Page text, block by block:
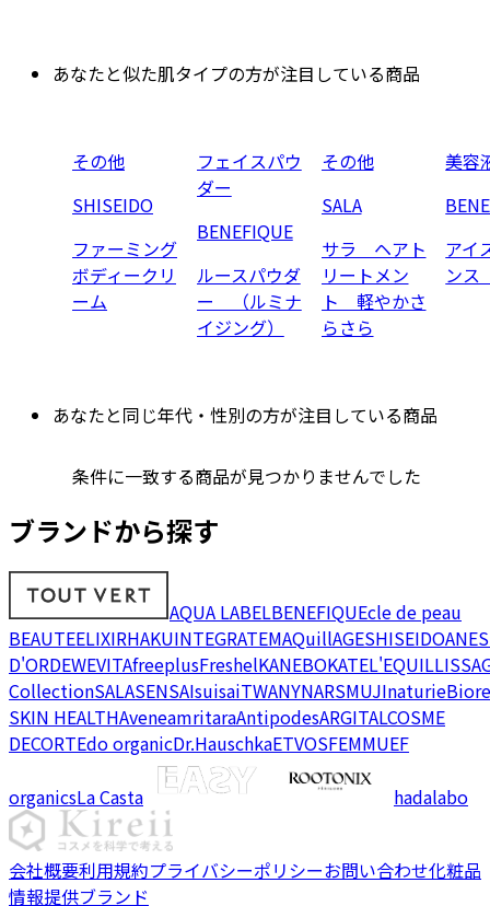
あなたと似た肌タイプの方が注目している商品
その他
SHISEIDO
ファーミング
ボディークリ
ーム
フェイスパウ
ダー
BENEFIQUE
ルースパウダ
ー （ルミナ
イジング）
その他
SALA
サラ ヘアト
リートメン
ト 軽やかさ
らさら
美容
アイ
ン
あなたと同じ年代・性別の方が注目している商品
条件に一致する商品が見つかりませんでした
ブランドから探す
AQUA LABELBENEFIQUEcle de peau
BEAUTEELIXIRHAKUINTEGRATEMAQuillAGESHISEIDO
D'ORDEWEVITAfreeplusFreshelKANEBOKATEL'EQUIL
CollectionSALASENSAIsuisaiTWANYNARSMUJInaturieBiore
SKIN HEALTHAveneamritaraAntipodesARGITALCOSME
DECORTEdo organicDr.HauschkaETVOSFEMMUEF
organicsLa Casta hadalabo
会社概要利用規約プライバシーポリシーお問い合わせ化粧品
情報提供ブランド